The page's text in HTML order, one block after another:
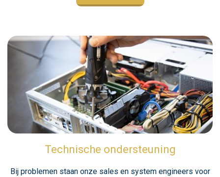
Technische ondersteuning
Bij problemen staan onze sales en system engineers voor